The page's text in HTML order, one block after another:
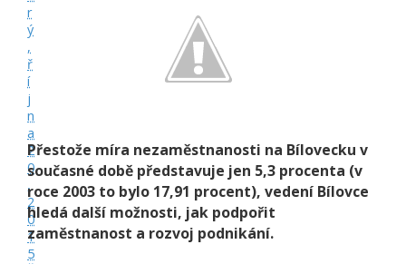
r
ý
,
ř
í
j
n
a
2
0
,
2
0
1
5
Přestože míra nezaměstnanosti na Bílovecku v
současné době představuje jen 5,3 procenta (v
roce 2003 to bylo 17,91 procent), vedení Bílovce
hledá další možnosti, jak podpořit
zaměstnanost a rozvoj podnikání.